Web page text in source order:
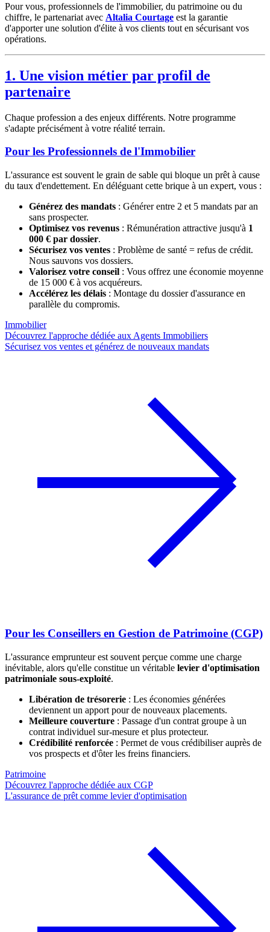
Pour vous, professionnels de l'immobilier, du patrimoine ou du
chiffre, le partenariat avec Altalia Courtage est la garantie
d'apporter une solution d'élite à vos clients tout en sécurisant vos
opérations.
1. Une vision métier par profil de
partenaire
Chaque profession a des enjeux différents. Notre programme
s'adapte précisément à votre réalité terrain.
Pour les Professionnels de l'Immobilier
L'assurance est souvent le grain de sable qui bloque un prêt à cause
du taux d'endettement. En déléguant cette brique à un expert, vous :
Générez des mandats : Générer entre 2 et 5 mandats par an
sans prospecter.
Optimisez vos revenus : Rémunération attractive jusqu'à 1
000 € par dossier.
Sécurisez vos ventes : Problème de santé = refus de crédit.
Nous sauvons vos dossiers.
Valorisez votre conseil : Vous offrez une économie moyenne
de 15 000 € à vos acquéreurs.
Accélérez les délais : Montage du dossier d'assurance en
parallèle du compromis.
Immobilier
Découvrez l'approche dédiée aux Agents Immobiliers
Sécurisez vos ventes et générez de nouveaux mandats
Pour les Conseillers en Gestion de Patrimoine (CGP)
L'assurance emprunteur est souvent perçue comme une charge
inévitable, alors qu'elle constitue un véritable levier d'optimisation
patrimoniale sous-exploité.
Libération de trésorerie : Les économies générées
deviennent un apport pour de nouveaux placements.
Meilleure couverture : Passage d'un contrat groupe à un
contrat individuel sur-mesure et plus protecteur.
Crédibilité renforcée : Permet de vous crédibiliser auprès de
vos prospects et d'ôter les freins financiers.
Patrimoine
Découvrez l'approche dédiée aux CGP
L'assurance de prêt comme levier d'optimisation